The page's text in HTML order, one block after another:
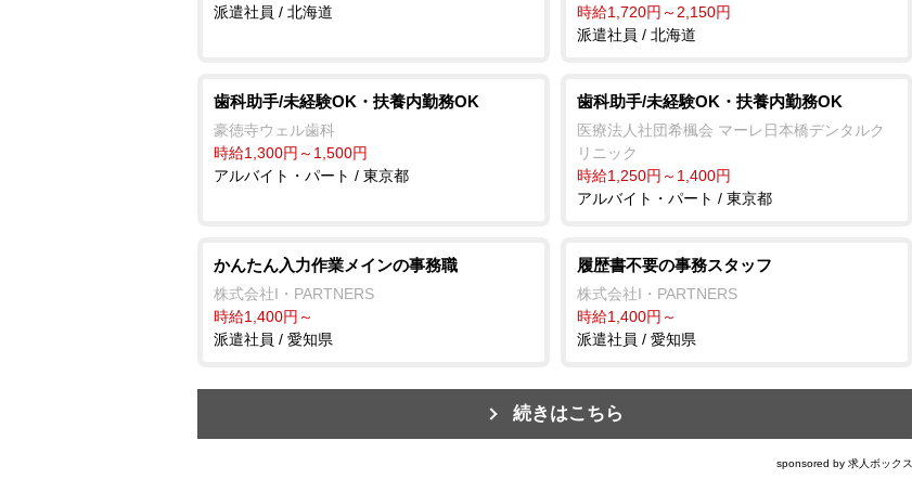
派遣社員 / 北海道
時給1,720円～2,150円
派遣社員 / 北海道
歯科助手/未経験OK・扶養内勤務OK
豪徳寺ウェル歯科
時給1,300円～1,500円
アルバイト・パート / 東京都
歯科助手/未経験OK・扶養内勤務OK
医療法人社団希楓会 マーレ日本橋デンタルク
リニック
時給1,250円～1,400円
アルバイト・パート / 東京都
かんたん入力作業メインの事務職
株式会社I・PARTNERS
時給1,400円～
派遣社員 / 愛知県
履歴書不要の事務スタッフ
株式会社I・PARTNERS
時給1,400円～
派遣社員 / 愛知県
続きはこちら
sponsored by 求人ボックス